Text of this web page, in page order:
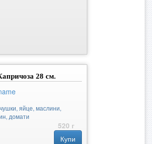
28 см.
яйце, маслини,
домати
520 г
Купи